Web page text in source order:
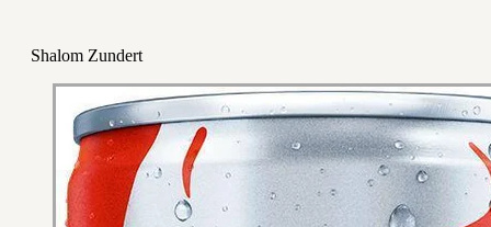
Shalom Zundert